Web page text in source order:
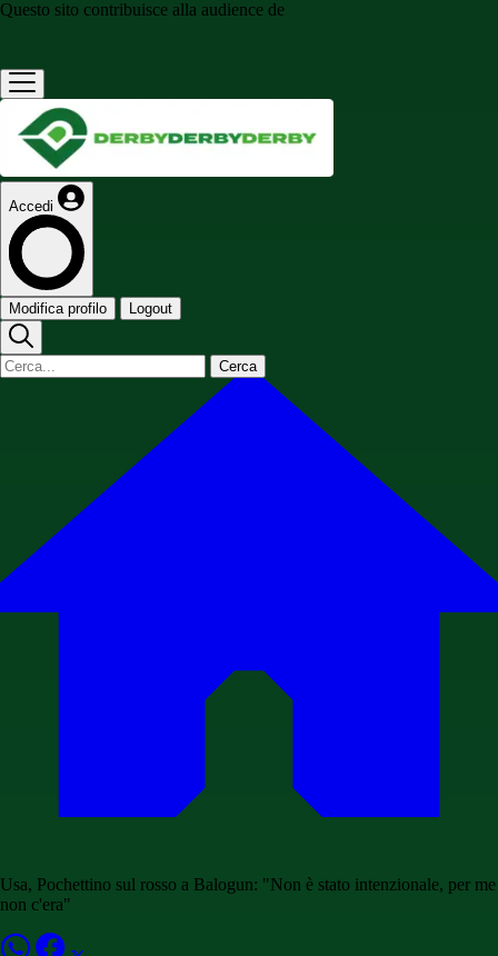
Questo sito contribuisce alla audience de
Accedi
Modifica profilo Logout
Cerca
Usa, Pochettino sul rosso a Balogun: "Non è stato intenzionale, per me
non c'era"